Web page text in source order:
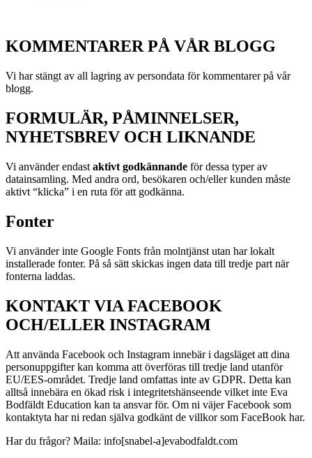
KOMMENTARER PÅ VÅR BLOGG
Vi har stängt av all lagring av persondata för kommentarer på vår
blogg.
FORMULÄR, PÅMINNELSER,
NYHETSBREV OCH LIKNANDE
Vi använder endast aktivt godkännande för dessa typer av
datainsamling. Med andra ord, besökaren och/eller kunden måste
aktivt “klicka” i en ruta för att godkänna.
Fonter
Vi använder inte Google Fonts från molntjänst utan har lokalt
installerade fonter. På så sätt skickas ingen data till tredje part när
fonterna laddas.
KONTAKT VIA FACEBOOK
OCH/ELLER INSTAGRAM
Att använda Facebook och Instagram innebär i dagsläget att dina
personuppgifter kan komma att överföras till tredje land utanför
EU/EES-området. Tredje land omfattas inte av GDPR. Detta kan
alltså innebära en ökad risk i integritetshänseende vilket inte Eva
Bodfäldt Education kan ta ansvar för. Om ni väjer Facebook som
kontaktyta har ni redan själva godkänt de villkor som FaceBook har.
Har du frågor? Maila: info[snabel-a]evabodfaldt.com